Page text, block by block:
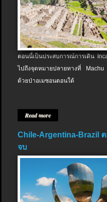
ตอนนี้เป็นประสบการณ์การเดิน
ไปถึงจุดหมายปลายทางที่
ด้วยป่าอเมซอนตอนใต้
Read more
Chile-Argentina-Brazil
จบ